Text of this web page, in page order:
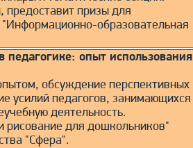
предоставит призы для
образовательная
педагогике: опыт использования
обсуждение перспективных
усилий педагогов, занимающихся
деятельность.
рисование для дошкольников"
"Сфера".